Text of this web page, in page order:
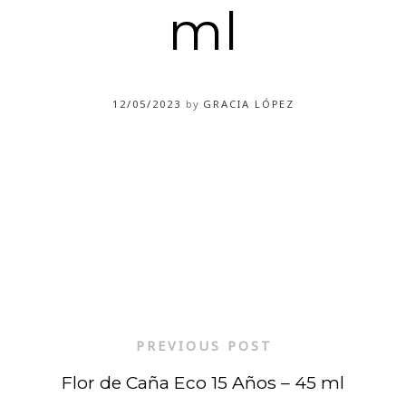
ml
12/05/2023 by GRACIA LÓPEZ
PREVIOUS POST
Flor de Caña Eco 15 Años – 45 ml